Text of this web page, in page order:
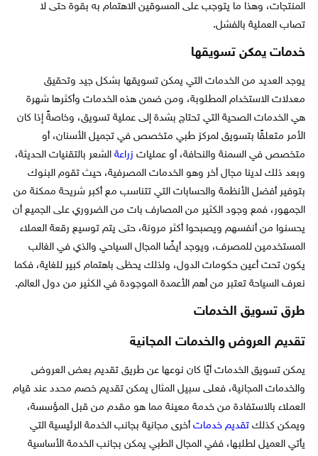
المنتجات، وهذا ما يتوجب على المسوقين الاهتمام به بقوة حتى لا
تصاب العملية بالفشل.
خدمات يمكن تسويقها
يوجد العديد من الخدمات التي يمكن تسويقها بشكل جيد وتحقيق
معدلات الاستخدام المطلوبة، ومن ضمن هذه الخدمات وأكثرها شهرة
هي الخدمات الصحية التي تحتاج بشدة إلى عملية تسويق، وخاصةً إذا كان
الأمر متعلقًا بتسويق لمركز طبي متخصص في تجميل الأسنان، أو
متخصص في السمنة والنحافة، أو عمليات زراعةالشعر بالتقنيات الحديثة،
وبعد ذلك لدينا مجال أخر وهو الخدمات المصرفية، حيث تقوم البنوك
بتوفير أفضل الأنظمة والحسابات التي تتناسب مع أكبر شريحة ممكنة من
الجمهور، فمع وجود الكثير من المصارف بات من الضروري على الجميع أن
يحسنوا من أنفسهم ويصبحوا أكثر مرونة، حتى يتم توسيع رقعة العملاء
المستخدمين للمصرف، ويوجد أيضًا المجال السياحي والذي في الغالب
يكون تحت أعين حكومات الدول، ولذلك يحظى باهتمام كبير للغاية، فكما
نعرف السياحة تعتبر من أهم الأعمدة الموجودة في الكثير من دول العالم.
طرق تسويق الخدمات
تقديم العروض والخدمات المجانية
يمكن تسويق الخدمات أيًا كان نوعها عن طريق تقديم بعض العروض
والخدمات المجانية، فعلى سبيل المثال يمكن تقديم خصم محدد عند قيام
العملاء بالاستفادة من خدمة معينة مما هو مقدم من قبل المؤسسة،
ويمكن كذلك تقديم خدماتأخرى مجانية بجانب الخدمة الرئيسية التي
يأتي العميل لطلبها، ففي المجال الطبي يمكن بجانب الخدمة الأساسية